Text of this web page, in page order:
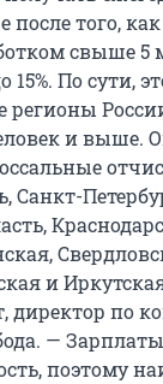
после того,
свыше 5
По сути,
и выше.
Санкт-
и
директор по
—
поэтому